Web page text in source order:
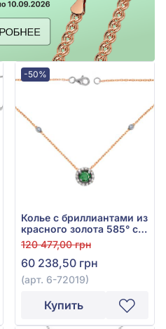
-50%
Колье с бриллиантами из
красного золота 585° с
зелёным изумрудом
0,42ct и бриллиантом
0,2ct, арт. 6-72019
120 477,00 грн
60 238,50 грн
(арт. 6-72019)
Купить